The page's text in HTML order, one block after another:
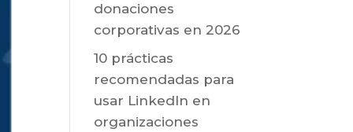
donaciones
corporativas en 2026
10 prácticas
recomendadas para
usar LinkedIn en
organizaciones